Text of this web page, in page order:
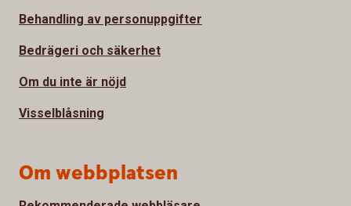
Behandling av personuppgifter
Bedrägeri och säkerhet
Om du inte är nöjd
Visselblåsning
Om webbplatsen